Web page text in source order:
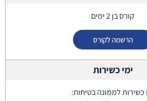
קורס בן 2 ימים
הרשמה לקורס
ימי כשירות
כשירות לממונה בטיחות: